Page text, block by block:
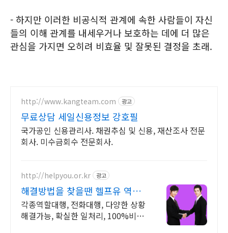
- 하지만 이러한 비공식적 관계에 속한 사람들이 자신
들의 이해 관계를 내세우거나 보호하는 데에 더 많은
관심을 가지면 오히려 비효율 및 잘못된 결정을 초래.
http://www.kangteam.com 광고
무료상담 세일신용정보 강호필
국가공인 신용관리사. 채권추심 및 신용, 재산조사 전문
회사. 미수금회수 전문회사.
http://helpyou.or.kr 광고
해결방법을 찾을땐 헬프유 역할
대행, 상황연출 전문업체
각종역할대행, 전화대행, 다양한 상황
해결가능, 확실한 일처리, 100%비밀